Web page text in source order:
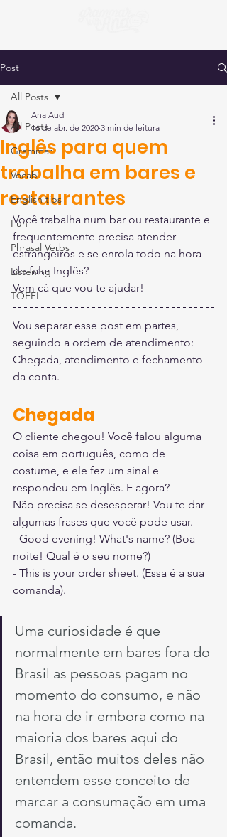
Post
All Posts
Grammar
Vocab
English tips
Fun
Phrasal Verbs
Listening
TOEFL
All Posts
Inglês para quem
trabalha em bares e
restaurantes
Ana Audi
16 de abr. de 2020 3 min de leitura
Você trabalha num bar ou restaurante e
frequentemente precisa atender
estrangeiros e se enrola todo na hora
de falar Inglês?
Vem cá que vou te ajudar!
Vou separar esse post em partes,
seguindo a ordem de atendimento:
Chegada, atendimento e fechamento
da conta.
Chegada
O cliente chegou! Você falou alguma
coisa em português, como de
costume, e ele fez um sinal e
respondeu em Inglês. E agora?
Não precisa se desesperar! Vou te dar
algumas frases que você pode usar.
- Good evening! What's name? (Boa
noite! Qual é o seu nome?)
- This is your order sheet. (Essa é a sua
comanda).
Uma curiosidade é que
normalmente em bares fora do
Brasil as pessoas pagam no
momento do consumo, e não
na hora de ir embora como na
maioria dos bares aqui do
Brasil, então muitos deles não
entendem esse conceito de
marcar a consumação em uma
comanda.